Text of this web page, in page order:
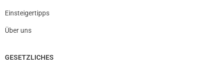
Einsteigertipps
Über uns
GESETZLICHES